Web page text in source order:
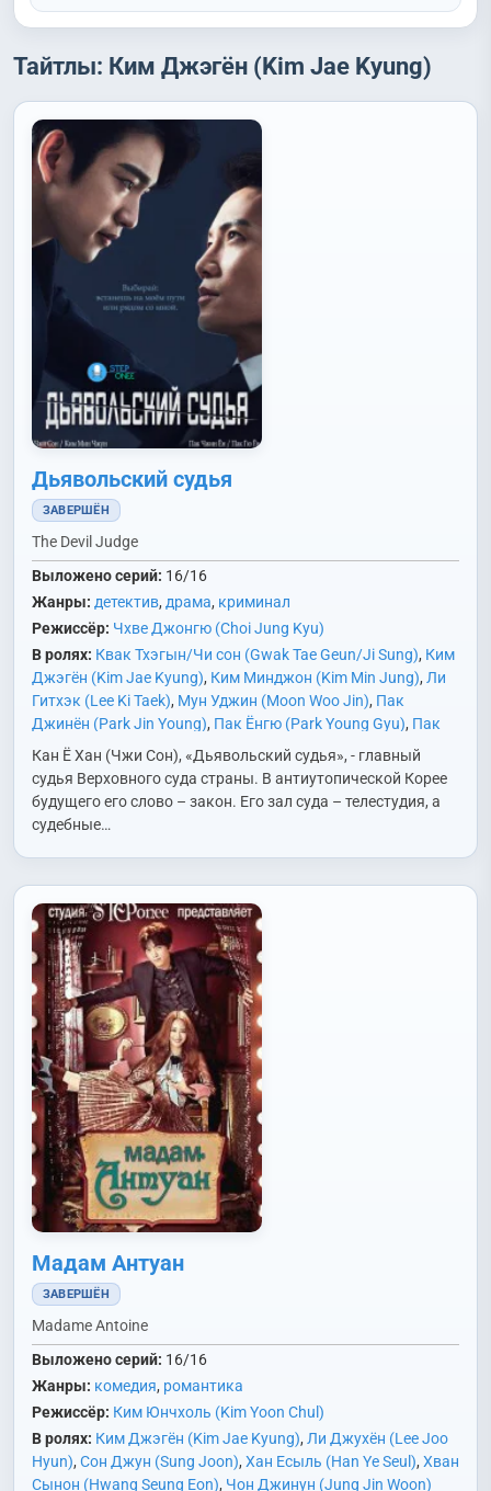
Тайтлы: Ким Джэгён (Kim Jae Kyung)
Дьявольский судья
ЗАВЕРШЁН
The Devil Judge
Выложено серий: 16/16
Жанры: детектив, драма, криминал
Режиссёр: Чхве Джонгю (Choi Jung Kyu)
В ролях: Квак Тхэгын/Чи сон (Gwak Tae Geun/Ji Sung), Ким
Джэгён (Kim Jae Kyung), Ким Минджон (Kim Min Jung), Ли
Гитхэк (Lee Ki Taek), Мун Уджин (Moon Woo Jin), Пак
Джинён (Park Jin Young), Пак Ёнгю (Park Young Gyu), Пак
Кюён (Park Kyu Young)
,Пэк Хёнджин (Baek Hyun Jin)
Чан
Ённам (Jang Young Nam)
Чон Ингём (Jung In Gyeom),
Соктхэ (Joo Suk Tae)
Кан Ё Хан (Чжи Сон), «Дьявольский судья», - главный
судья Верховного суда страны. В антиутопической Корее
будущего его слово – закон. Его зал суда – телестудия, а
судебные…
Мадам Антуан
ЗАВЕРШЁН
Madame Antoine
Выложено серий: 16/16
Жанры: комедия, романтика
Режиссёр: Ким Юнчхоль (Kim Yoon Chul)
В ролях: Ким Джэгён (Kim Jae Kyung), Ли Джухён (Lee Joo
Hyun), Сон Джун (Sung Joon), Хан Есыль (Han Ye Seul), Хван
Сынон (Hwang Seung Eon), Чон Джинун (Jung Jin Woon)